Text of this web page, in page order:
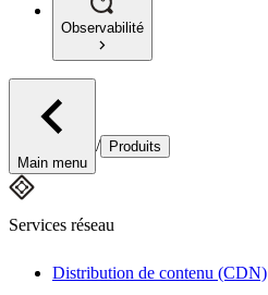
Observabilité
Main menu
/ Produits
Services réseau
Distribution de contenu (CDN)